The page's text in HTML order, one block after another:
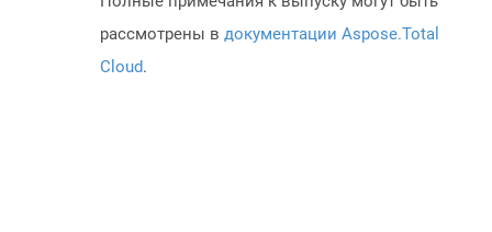
рассмотрены в документации Aspose.Total
Cloud.